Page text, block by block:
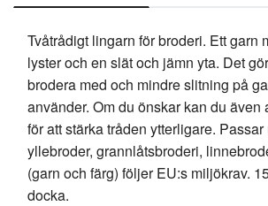
Tvåtrådigt lingarn för broderi. Ett garn
lyster och en slät och jämn yta. Det
brodera med och mindre slitning på
använder. Om du önskar kan du även
för att stärka tråden ytterligare.
yllebroder, grannlåtsbroderi,
(garn och färg) följer EU:s miljökrav.
docka.